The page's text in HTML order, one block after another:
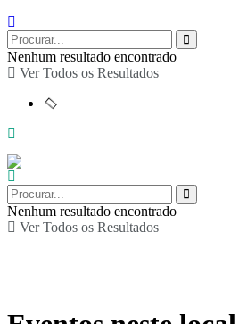
Nenhum resultado encontrado
Ver Todos os Resultados
Nenhum resultado encontrado
Ver Todos os Resultados